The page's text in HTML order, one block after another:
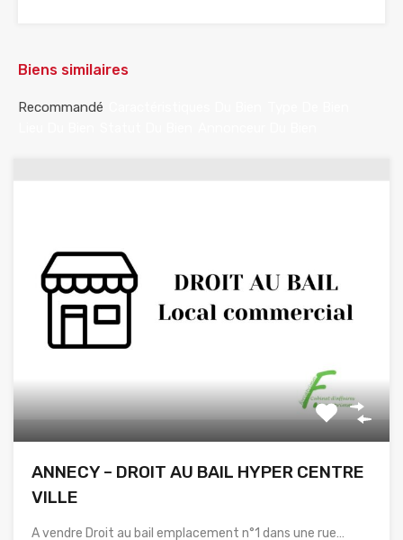
Biens similaires
Recommandé
ANNECY – DROIT AU BAIL HYPER CENTRE
VILLE
A vendre Droit au bail emplacement n°1 dans une rue…